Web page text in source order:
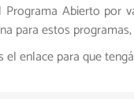
Programa Abierto por
para estos
enlace para que